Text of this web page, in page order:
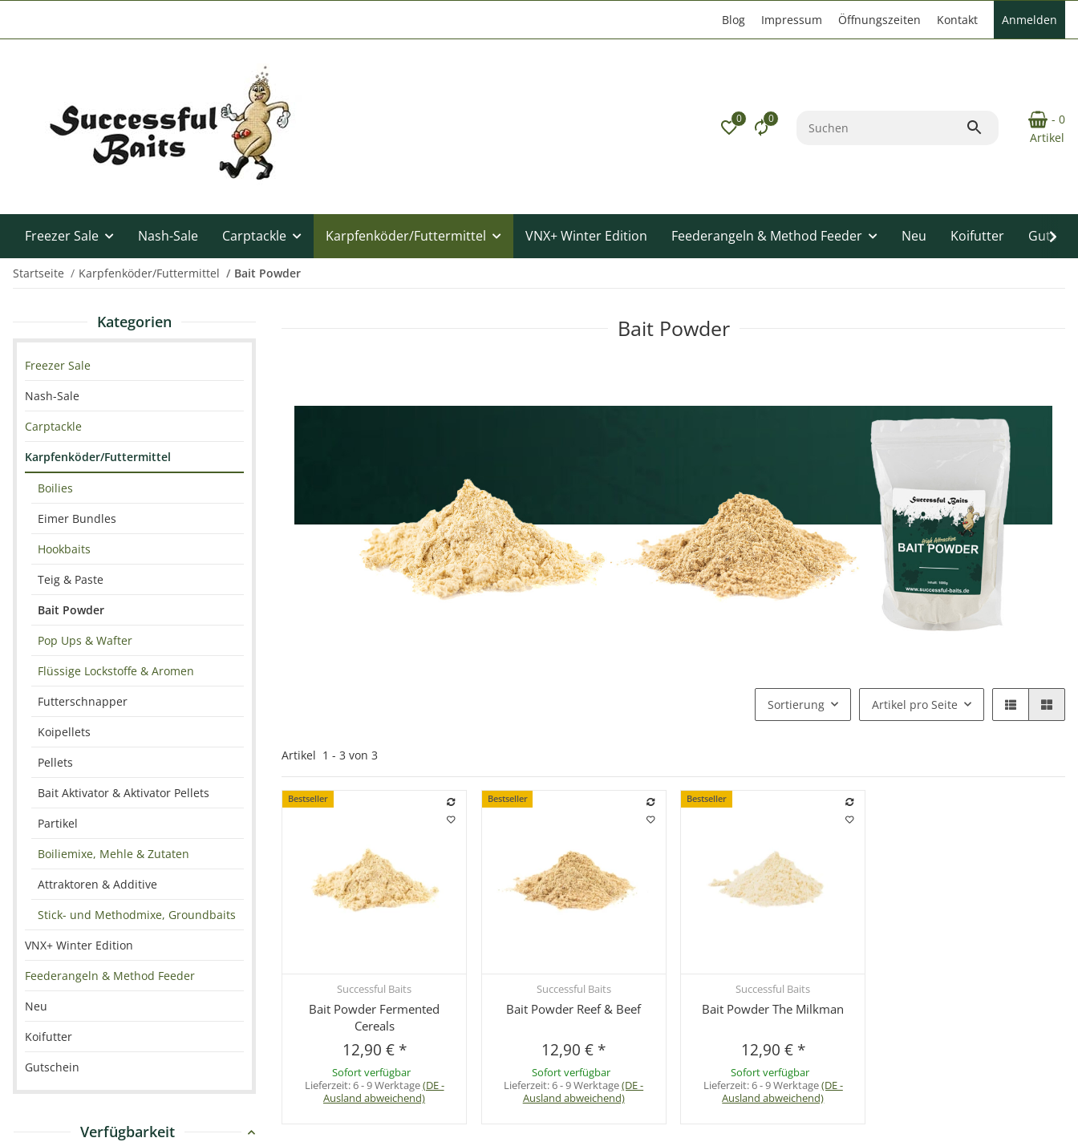
Blog Impressum Öffnungszeiten Kontakt Anmelden
0 0
- 0
Artikel
Freezer Sale Nash-Sale Carptackle Karpfenköder/Futtermittel VNX+ Winter Edition Feederangeln & Method Feeder Neu Koifutter
Startseite Karpfenköder/Futtermittel Bait Powder
Bait Powder
Sortierung Artikel pro Seite
Artikel 1 - 3 von 3
Bestseller
Schnellkauf
Successful Baits
Bait Powder Fermented
Cereals
12,90 € *
Sofort verfügbar
Lieferzeit:6 - 9 Werktage(DE -
Ausland abweichend)
Bestseller
Schnellkauf
Successful Baits
Bait Powder Reef & Beef
12,90 € *
Sofort verfügbar
Lieferzeit:6 - 9 Werktage(DE -
Ausland abweichend)
Bestseller
Schnellkauf
Successful Baits
Bait Powder The Milkman
12,90 € *
Sofort verfügbar
Lieferzeit:6 - 9 Werktage(DE -
Ausland abweichend)
Kategorien
Freezer Sale
Nash-Sale
Carptackle
Karpfenköder/Futtermittel
Boilies
Eimer Bundles
Hookbaits
Teig & Paste
Bait Powder
Pop Ups & Wafter
Flüssige Lockstoffe & Aromen
Futterschnapper
Koipellets
Pellets
Bait Aktivator & Aktivator Pellets
Partikel
Boiliemixe, Mehle & Zutaten
Attraktoren & Additive
Stick- und Methodmixe, Groundbaits
VNX+ Winter Edition
Feederangeln & Method Feeder
Neu
Koifutter
Gutschein
Verfügbarkeit